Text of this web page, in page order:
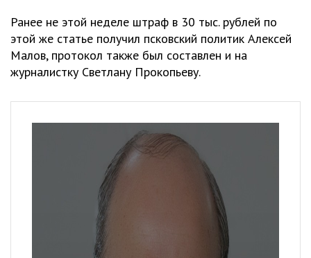
Ранее не этой неделе штраф в 30 тыс. рублей по
этой же статье получил псковский политик Алексей
Малов, протокол также был составлен и на
журналистку Светлану Прокопьеву.